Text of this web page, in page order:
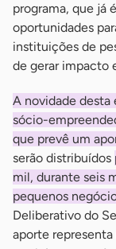
programa, que já
oportunidades
instituições de
de gerar impacto
A novidade desta
sócio-
que prevê um
serão distribuídos
mil, durante seis
pequenos
Deliberativo do
aporte